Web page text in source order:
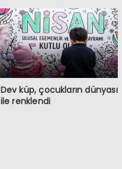
Dev küp, çocukların dünyası
ile renklendi